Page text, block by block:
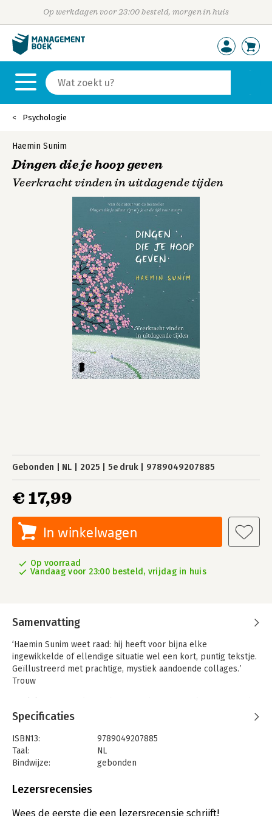
Op werkdagen voor 23:00 besteld, morgen in huis
Psychologie
Haemin Sunim
Dingen die je hoop geven
Veerkracht vinden in uitdagende tijden
Gebonden NL 2025 5e druk 9789049207885
€ 17,99
In winkelwagen
Op voorraad
Vandaag voor 23:00 besteld, vrijdag in huis
Samenvatting
‘Haemin Sunim weet raad: hij heeft voor bijna elke
ingewikkelde of ellendige situatie wel een kort, puntig tekstje.
Geïllustreerd met prachtige, mystiek aandoende collages.’
Trouw
boeddhistische leermeester Haemin Sunim voor het omgaan
met tegenslagen. Of je nu je baan bent kwijtgeraakt,
liefdesverdriet hebt of onlangs een nare diagnose of andere
tegenvaller hebt gehad, het leven verloopt niet altijd zoals we
willen. Tegenslag hoort er nu eenmaal bij, maar in dit boek
die je hoop geven deelt Haemin Sunim heldere en krachtige
accepteren. Zo kun je beter omgaan met de verwachtingen van
Specificaties
ISBN13:
9789049207885
Taal:
NL
Bindwijze:
gebonden
Uitgever:
Verschijningsdatum:
15-7-2025
Lezersrecensies
Wees de eerste die een lezersrecensie schrijft!